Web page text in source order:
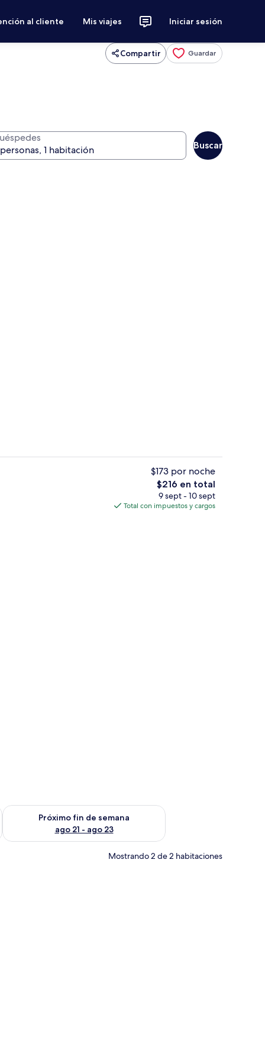
al cliente Mis viajes Iniciar sesión
Compartir Guardar
Buscar
Desayuno buffet todos los días (con
$173 por noche
El
precio
total
$216 en total
9 sept - 10 sept
Total con impuestos y cargos
semana ago 14 - ago 16
Próximo fin de semana
ago 21 - ago 23
Consulta la disponibilidad para el próximo fin de semana
Mostrando 2 de 2 habitaciones
sillón amarillo, un escritorio con una silla y vistas al exterior a través de